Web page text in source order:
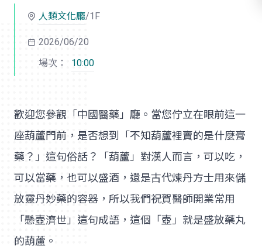
人類文化廳/1F
2026/06/20
場次：
10:00
歡迎您參觀「中國醫藥」廳。當您佇立在眼前這一
座葫蘆門前，是否想到「不知葫蘆裡賣的是什麼膏
藥？」這句俗話？「葫蘆」對漢人而言，可以吃，
可以當藥，也可以盛酒，還是古代煉丹方士用來儲
放靈丹妙藥的容器，所以我們祝賀醫師開業常用
「懸壺濟世」這句成語，這個「壺」就是盛放藥丸
的葫蘆。